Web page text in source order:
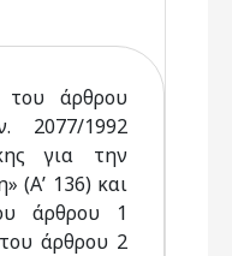
του άρθρου
2077/1992
για την
(Α’ 136) και
άρθρου 1
άρθρου 2